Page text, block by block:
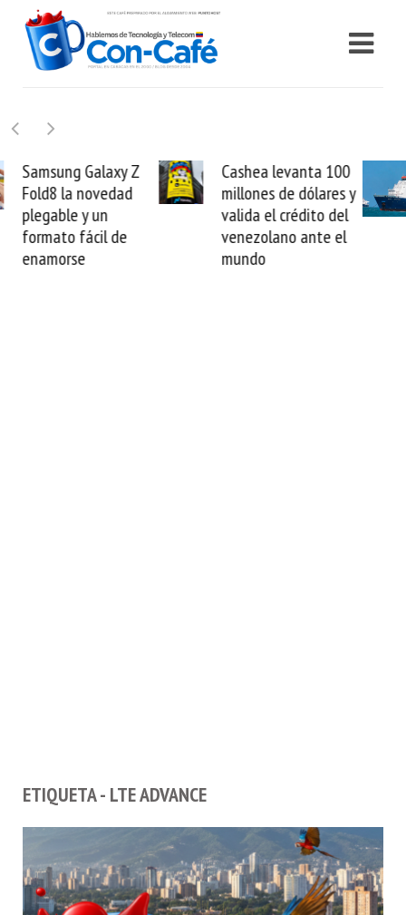
Cashea levanta 100
millones de dólares y
valida el crédito del
venezolano ante el
mundo
El buque Wave
Sentinel arranca la
reparación del
cable de Cirion
ETIQUETA - LTE ADVANCE